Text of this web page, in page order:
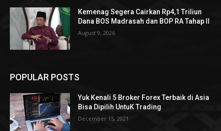
Kemenag Segera Cairkan Rp4,1 Triliun
Dana BOS Madrasah dan BOP RA Tahap II
August 9, 2026
POPULAR POSTS
Yuk Kenali 5 Broker Forex Terbaik di Asia
Bisa Dipilih UntuK Trading
December 15, 2021